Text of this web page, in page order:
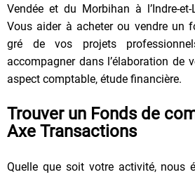
Vendée et du Morbihan à l’Indre-
Vous aider à acheter ou vendre un
gré de vos projets
accompagner dans l’élaboration de
aspect comptable, étude financière.
Trouver un Fonds de
Axe Transactions
Quelle que soit votre activité, nous